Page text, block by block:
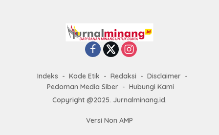
Indeks Kode Etik Redaksi
Disclaimer
Pedoman Media Siber
Hubungi Kami
Copyright @2025. Jurnalminang.id.
Versi Non AMP